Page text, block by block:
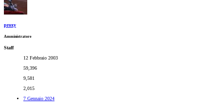
proxy
Amministratore
Staff
12 Febbraio 2003
59,396
9,581
2,015
7 Gennaio 2024